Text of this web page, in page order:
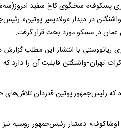
پسکوف» سخنگوی کاخ سفید
در دیدار «ولادیمیر پوتین»
در مسکو مورد بحث قرار گرفت.
ریانووستی با انتشار این مطلب
تهران-واشنگتن قابلیت آن را دارد
که رئیس‌جمهور پوتین قدردان
دستیار رئیس‌جمهور روسیه نیز